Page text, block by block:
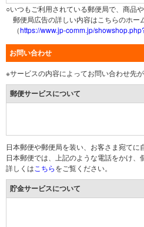
○いつもご利用されている郵便局で、商品
郵便局広告の詳しい内容はこちらのホー
（https://www.jp-comm.jp/
お問い合わせ
※サービスの内容によってお問い合わせ先が
郵便サービスについて
日本郵便や郵便局を装い、お客さま宛てに
日本郵便では、上記のような電話をかけ、
詳しくは こちらをご覧ください。
貯金サービスについて